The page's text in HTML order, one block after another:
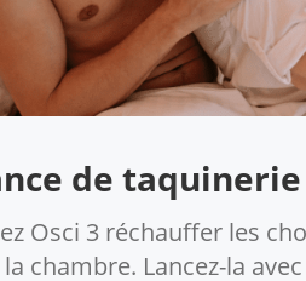
de taquinerie
Osci 3 réchauffer les
chambre. Lancez-la